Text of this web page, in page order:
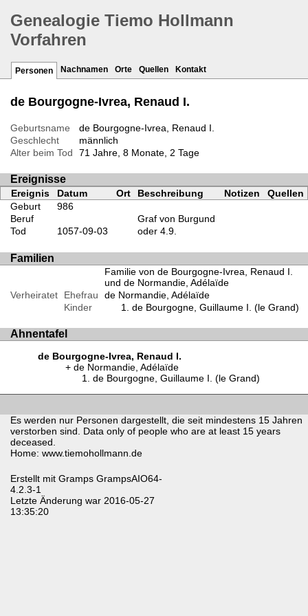
Genealogie Tiemo Hollmann
Vorfahren
Personen Nachnamen Orte Quellen Kontakt
de Bourgogne-Ivrea, Renaud I.
Geburtsname
de Bourgogne-Ivrea, Renaud I.
Geschlecht
männlich
Alter beim Tod
71 Jahre, 8 Monate, 2 Tage
Ereignisse
Ereignis Datum Ort Beschreibung Notizen
Quellen
Geburt
986
Beruf
Graf von Burgund
Tod
1057-09-03 oder 4.9.
Familien
Familie von de Bourgogne-Ivrea, Renaud I.
und de Normandie, Adélaïde
Verheiratet
Ehefrau
de Normandie, Adélaïde
Kinder
de Bourgogne, Guillaume I. (le Grand)
Ahnentafel
de Bourgogne-Ivrea, Renaud I.
de Normandie, Adélaïde
de Bourgogne, Guillaume I. (le Grand)
Es werden nur Personen dargestellt, die seit mindestens 15 Jahren
verstorben sind. Data only of people who are at least 15 years
deceased.
Home: www.tiemohollmann.de
Erstellt mit Gramps GrampsAIO64-
4.2.3-1
Letzte Änderung war 2016-05-27
13:35:20